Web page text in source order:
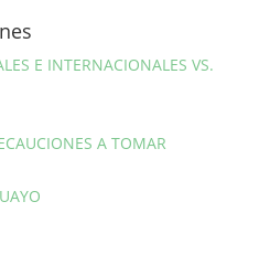
E INTERNACIONALES VS.
A TOMAR